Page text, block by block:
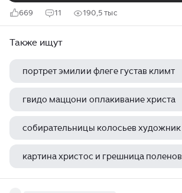
669 11 190,5 тыс
Также ищут
портрет эмилии флеге густав климт
гвидо маццони оплакивание христа
собирательницы колосьев художник
картина христос и грешница поленов